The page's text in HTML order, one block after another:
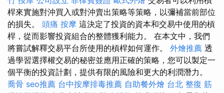
桿來實施對沖買入或對沖賣出策略等策略，以彌補當前部位
的損失。 頭痛 按摩 這決定了投資的資本和交易中使用的槓
桿，從而影響投資組合的整體獲利能力。 在本文中，我們
將嘗試解釋交易平台所使用的槓桿如何運作。 外燴推薦 透
過學習選擇權交易的秘密並應用正確的策略，您可以製定一
個平衡的投資計劃，提供有限的風險和更大的利潤潛力。
喬骨 seo推薦 台中按摩排毒推薦 自助餐外燴 台北 整復 筋